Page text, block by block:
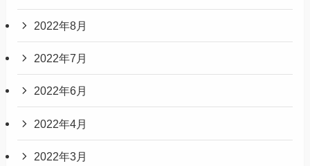
2022年8月
2022年7月
2022年6月
2022年4月
2022年3月